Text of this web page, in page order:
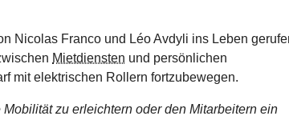
Nicolas Franco und Léo Avdyli ins Leben
Mietdiensten und persönlichen
mit elektrischen Rollern fortzubewegen.
Mobilität zu erleichtern oder den Mitarbeitern ein